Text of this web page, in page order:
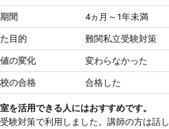
間 4ヵ月～1年未満
目的 難関私立受験対策
の変化 変わらなかった
の合格 合格した
を活用できる人にはおすすめです。
験対策で利用しました。講師の方は話し